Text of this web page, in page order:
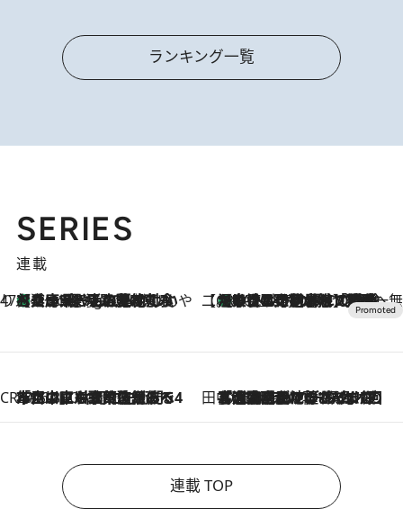
ランキング一覧
SERIES
連載
47都道府県の手みやげ ひんやりスイーツで夏を満喫
1 Hour Ago
【兵庫県】この夏絶対食べたい 冷やしておいしいおやつ3選 淡路島の恵みをジェラートに集約 【CREA×星野リゾート】唯一無二。癒しと発見が待つ場所へ
2026.8.7
【トンボの足水浴】ヒノキの香りに包まれて涼感マックス！約13℃の湧水かけ流しを避暑地「星野温泉 トンボの湯」で体験
CREA'S CHOICE
2026.8.7
「立川にも歌舞伎があるんだよ」 片岡仁左衛門・市川中車ら豪華座組みで4年目の立川立飛歌舞伎へ 田中稲の勝手に再ブーム
2026.8.7
「湘南乃風に憧れて」観客大盛上がりの“タオル回し”に、ラッパー顔負けの高速歌唱まで…さだまさし（74）のアグレッシブすぎる現在地
連載 TOP